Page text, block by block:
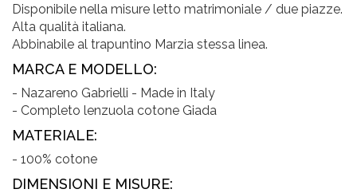
Disponibile nella misure letto matrimoniale / due piazze.
Alta qualità italiana.
Abbinabile al trapuntino Marzia stessa linea.
MARCA E MODELLO:
- Nazareno Gabrielli - Made in Italy
- Completo lenzuola cotone Giada
MATERIALE:
- 100% cotone
DIMENSIONI E MISURE: